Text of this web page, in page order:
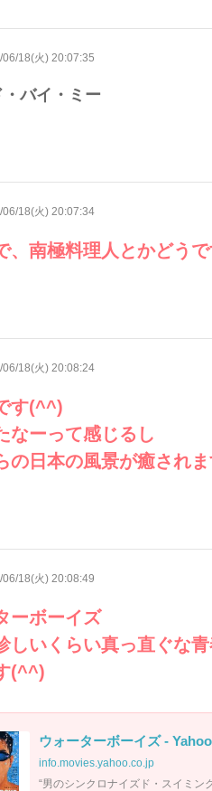
06/18(火) 20:07:35
・バイ・ミー
06/18(火) 20:07:34
、南極料理人とかどうで
06/18(火) 20:08:24
す(^^)
なーって感じるし
の日本の風景が癒されま
06/18(火) 20:08:49
ーボーイズ
しいくらい真っ直ぐな
(^^)
ウォーターボーイズ -
info.movies.yahoo.co.jp
“男のシンクロナイズド・スイミン